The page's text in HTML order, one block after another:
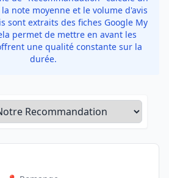
note moyenne et le volume d'avis
sont extraits des fiches Google My
permet de mettre en avant les
une qualité constante sur la
durée.